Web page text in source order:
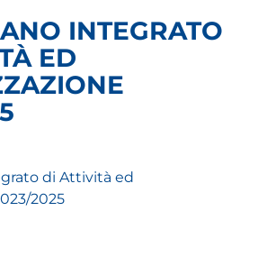
INTEGRATO
ED
di Attività ed
2025